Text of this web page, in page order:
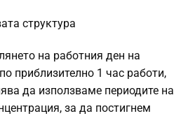
структура
на работния ден на
приблизително 1 час работи,
да използваме периодите на
за да постигнем